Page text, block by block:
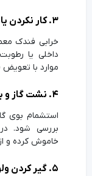
۳. کار نکردن یا جرقه نزدن فندک
خرابی فندک
داخلی یا
موارد با
۴. نشت گاز و بوی نامطبوع
استشمام بوی
بررسی شود.
خاموش کرده و
۵. گیر کردن ولوم‌ها یا مشکل در شیرها